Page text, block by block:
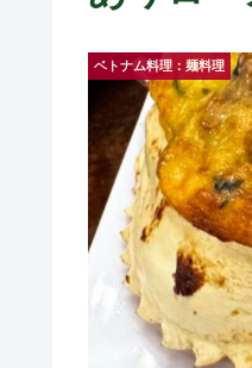
ベトナム料理：麺料理